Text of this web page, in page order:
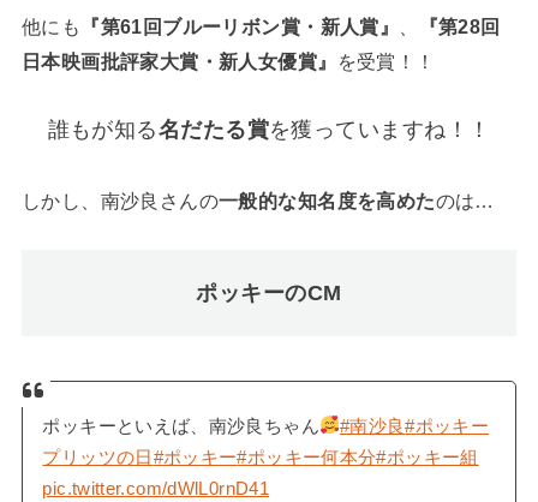
他にも 『第61回ブルーリボン賞・新人賞』
『第28回
日本映画批評家大賞・新人女優賞』
を受賞！！
誰もが知る名だたる賞を獲っていますね！！
しかし、南沙良さんの一般的な知名度を高めたのは…
ポッキーのCM
ポッキーといえば、南沙良ちゃん #南沙良#ポッキー
プリッツの日 #ポッキー#ポッキー何本分#ポッキー組
pic.twitter.com/dWlL0rnD41